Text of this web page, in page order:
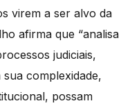
virem a ser alvo da
afirma que “analisa
judiciais,
complexidade,
possam